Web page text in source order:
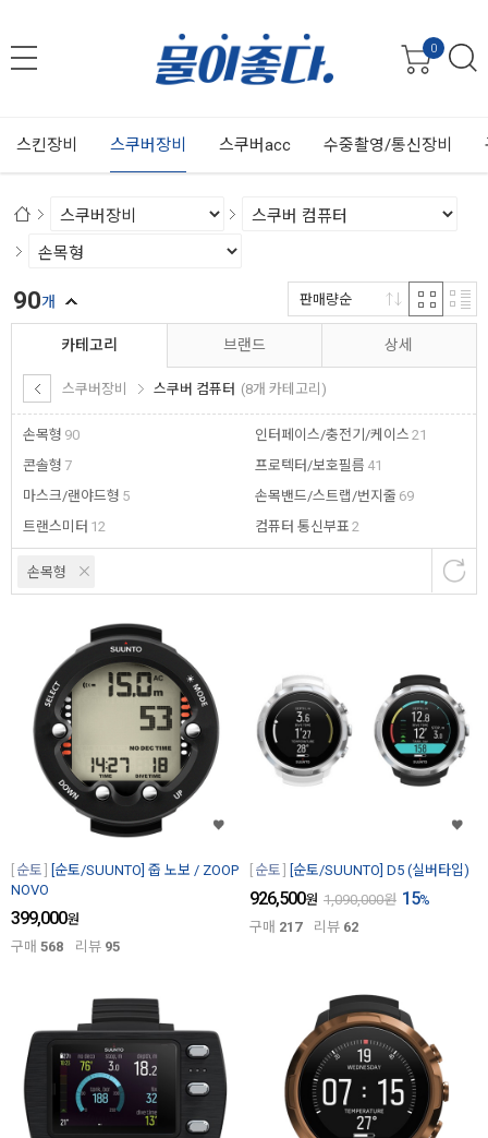
0
스킨장비 스쿠버장비 스쿠버acc 수중촬영/통신장비
카테고리
스쿠버장비 스쿠버 컴퓨터 (8개 카테고리)
손목형 90
콘솔형 7
마스크/랜야드형 5
트랜스미터 12
인터페이스/충전기/케이스 21
프로텍터/보호필름 41
손목밴드/스트랩/번지줄 69
컴퓨터 통신부표 2
브랜드 상세
손목형
90개 판매량순
순토
[순토/SUUNTO] 줍 노보 / ZOOP
NOVO
399,000원
구매 568 리뷰 95
순토 [순토/SUUNTO] D5 (실버타입)
926,500원 1,090,000원 15%
구매 217 리뷰 62